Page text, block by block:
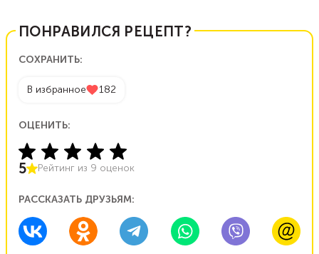
ПОНРАВИЛСЯ РЕЦЕПТ?
СОХРАНИТЬ:
В избранное 182
ОЦЕНИТЬ:
5 Рейтинг из 9 оценок
РАССКАЗАТЬ ДРУЗЬЯМ: